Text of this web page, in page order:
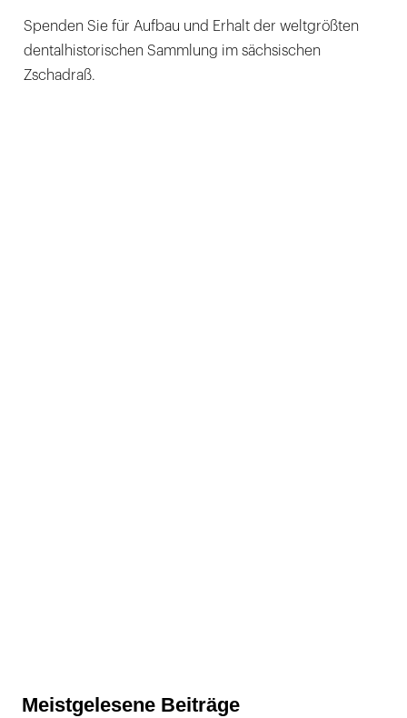
Spenden Sie für Aufbau und Erhalt der weltgrößten
dentalhistorischen Sammlung im sächsischen
Zschadraß.
Meistgelesene Beiträge